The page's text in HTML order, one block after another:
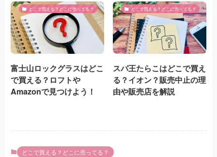
どこで買える？どこに売ってる？
富士山ロックグラスはどこ
で買える？ロフトや
Amazonで見つけよう！
どこで買える？どこに売ってる？
スパ王たらこはどこで買え
る？イオン？販売中止の理
由や販売店を解説
どこで買える？どこに売ってる？